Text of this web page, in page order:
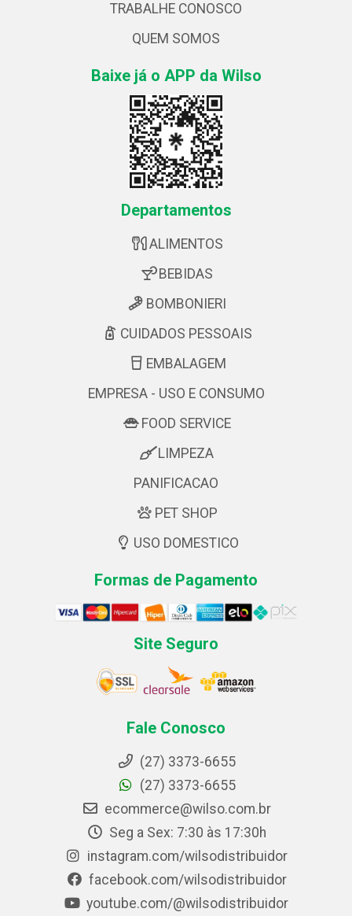
TRABALHE CONOSCO
QUEM SOMOS
Baixe já o APP da Wilso
Departamentos
ALIMENTOS
BEBIDAS
BOMBONIERI
CUIDADOS PESSOAIS
EMBALAGEM
EMPRESA - USO E CONSUMO
FOOD SERVICE
LIMPEZA
PANIFICACAO
PET SHOP
USO DOMESTICO
Formas de Pagamento
Site Seguro
Fale Conosco
(27) 3373-6655
(27) 3373-6655
ecommerce@wilso.com.br
Seg a Sex: 7:30 às 17:30h
instagram.com/wilsodistribuidor
facebook.com/wilsodistribuidor
youtube.com/@wilsodistribuidor